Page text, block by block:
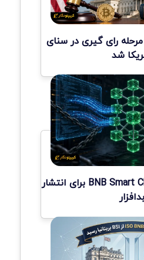
مرحله رای گیری در سنای
شد
حمله سایبری با BNB Smart Chain برای انتشار
بدافزار